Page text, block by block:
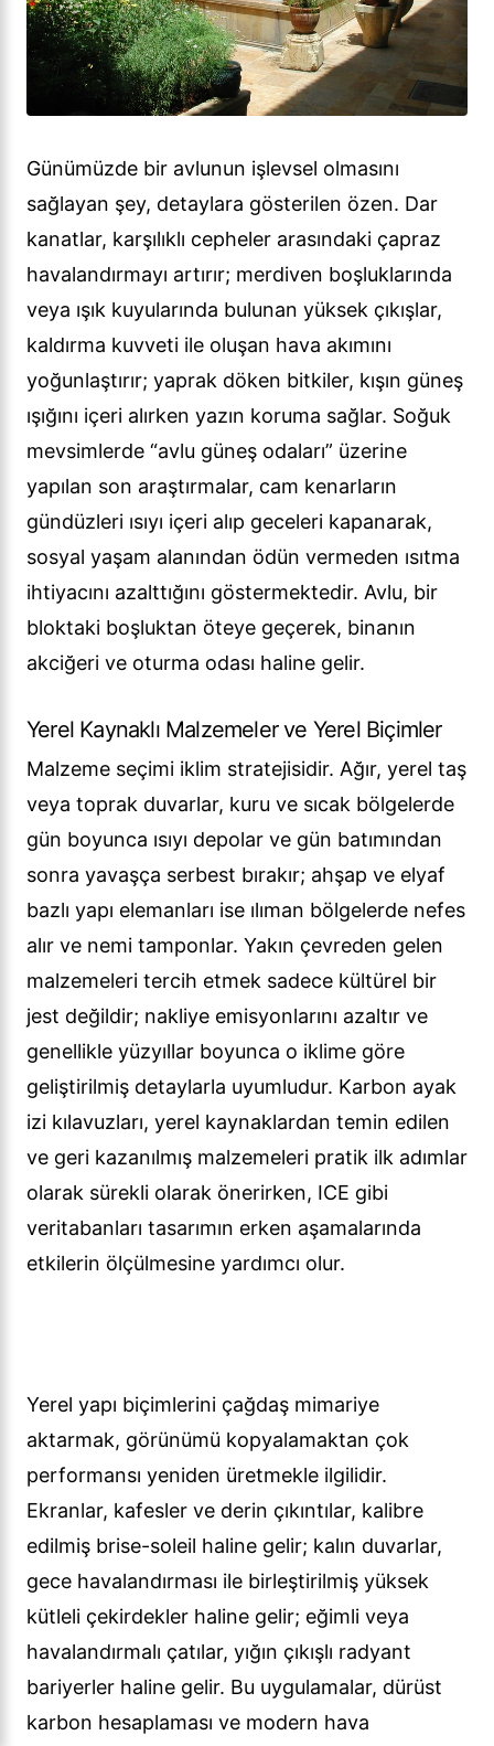
Günümüzde bir avlunun işlevsel olmasını
sağlayan şey, detaylara gösterilen özen. Dar
kanatlar, karşılıklı cepheler arasındaki çapraz
havalandırmayı artırır; merdiven boşluklarında
veya ışık kuyularında bulunan yüksek çıkışlar,
kaldırma kuvveti ile oluşan hava akımını
yoğunlaştırır; yaprak döken bitkiler, kışın güneş
ışığını içeri alırken yazın koruma sağlar. Soğuk
mevsimlerde “avlu güneş odaları” üzerine
yapılan son araştırmalar, cam kenarların
gündüzleri ısıyı içeri alıp geceleri kapanarak,
sosyal yaşam alanından ödün vermeden ısıtma
ihtiyacını azalttığını göstermektedir. Avlu, bir
bloktaki boşluktan öteye geçerek, binanın
akciğeri ve oturma odası haline gelir.
Yerel Kaynaklı Malzemeler ve Yerel Biçimler
Malzeme seçimi iklim stratejisidir. Ağır, yerel taş
veya toprak duvarlar, kuru ve sıcak bölgelerde
gün boyunca ısıyı depolar ve gün batımından
sonra yavaşça serbest bırakır; ahşap ve elyaf
bazlı yapı elemanları ise ılıman bölgelerde nefes
alır ve nemi tamponlar. Yakın çevreden gelen
malzemeleri tercih etmek sadece kültürel bir
jest değildir; nakliye emisyonlarını azaltır ve
genellikle yüzyıllar boyunca o iklime göre
geliştirilmiş detaylarla uyumludur. Karbon ayak
izi kılavuzları, yerel kaynaklardan temin edilen
ve geri kazanılmış malzemeleri pratik ilk adımlar
olarak sürekli olarak önerirken, ICE gibi
veritabanları tasarımın erken aşamalarında
etkilerin ölçülmesine yardımcı olur.
Yerel yapı biçimlerini çağdaş mimariye
aktarmak, görünümü kopyalamaktan çok
performansı yeniden üretmekle ilgilidir.
Ekranlar, kafesler ve derin çıkıntılar, kalibre
edilmiş brise-soleil haline gelir; kalın duvarlar,
gece havalandırması ile birleştirilmiş yüksek
kütleli çekirdekler haline gelir; eğimli veya
havalandırmalı çatılar, yığın çıkışlı radyant
bariyerler haline gelir. Bu uygulamalar, dürüst
karbon hesaplaması ve modern hava